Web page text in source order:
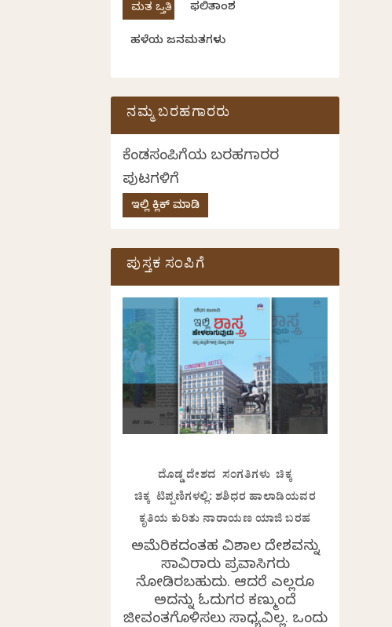
ಫಲಿತಾಂಶ
ಹಳೆಯ ಜನಮತಗಳು
ನಮ್ಮ ಬರಹಗಾರರು
ಕೆಂಡಸಂಪಿಗೆಯ ಬರಹಗಾರರ
ಪುಟಗಳಿಗೆ
ಇಲ್ಲಿ ಕ್ಲಿಕ್ ಮಾಡಿ
ಪುಸ್ತಕ ಸಂಪಿಗೆ
ದೊಡ್ಡ ದೇಶದ ಸಂಗತಿಗಳು ಚಿಕ್ಕ
ಚಿಕ್ಕ ಟಿಪ್ಪಣಿಗಳಲ್ಲಿ: ಶಶಿಧರ ಹಾಲಾಡಿಯವರ
ಕೃತಿಯ ಕುರಿತು ನಾರಾಯಣ ಯಾಜಿ ಬರಹ
ಅಮೆರಿಕದಂತಹ ವಿಶಾಲ ದೇಶವನ್ನು
ಸಾವಿರಾರು ಪ್ರವಾಸಿಗರು
ನೋಡಿರಬಹುದು. ಆದರೆ ಎಲ್ಲರೂ
ಅದನ್ನು ಓದುಗರ ಕಣ್ಮುಂದೆ
ಜೀವಂತಗೊಳಿಸಲು ಸಾಧ್ಯವಿಲ್ಲ. ಒಂದು